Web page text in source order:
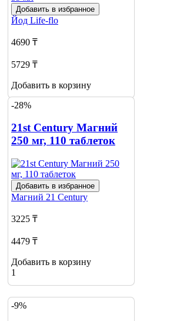
Добавить в избранное
Йод Life-flo
4690 ₸
5729 ₸
Добавить в корзину
-28%
21st Century Магний
250 мг, 110 таблеток
Добавить в избранное
Магний 21 Century
3225 ₸
4479 ₸
Добавить в корзину
1
-9%